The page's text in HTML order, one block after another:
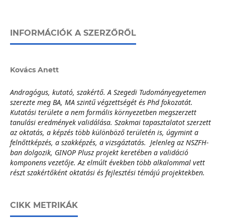
INFORMÁCIÓK A SZERZŐRŐL
Kovács Anett
Andragógus, kutató, szakértő. A Szegedi Tudományegyetemen
szerezte meg BA, MA szintű végzettségét és Phd fokozatát.
Kutatási területe a nem formális környezetben megszerzett
tanulási eredmények validálása. Szakmai tapasztalatot szerzett
az oktatás, a képzés több különböző területén is, úgymint a
felnőttképzés, a szakképzés, a vizsgáztatás. Jelenleg az NSZFH-
ban dolgozik, GINOP Plusz projekt keretében a validáció
komponens vezetője. Az elmúlt években több alkalommal vett
részt szakértőként oktatási és fejlesztési témájú projektekben.
CIKK METRIKÁK